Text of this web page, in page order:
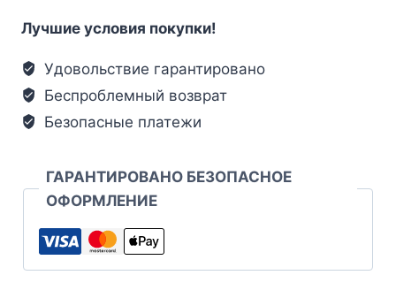
Лучшие условия покупки!
Удовольствие гарантировано
Беспроблемный возврат
Безопасные платежи
ГАРАНТИРОВАНО БЕЗОПАСНОЕ
ОФОРМЛЕНИЕ